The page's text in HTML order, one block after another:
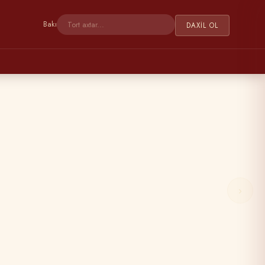
Bakı DAXIL OL
›